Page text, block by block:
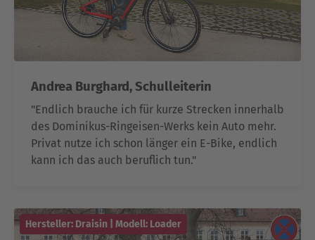
Andrea Burghard, Schulleiterin
"Endlich brauche ich für kurze Strecken innerhalb
des Dominikus-Ringeisen-Werks kein Auto mehr.
Privat nutze ich schon länger ein E-Bike, endlich
kann ich das auch beruflich tun."
Hersteller: Draisin | Modell: Loader